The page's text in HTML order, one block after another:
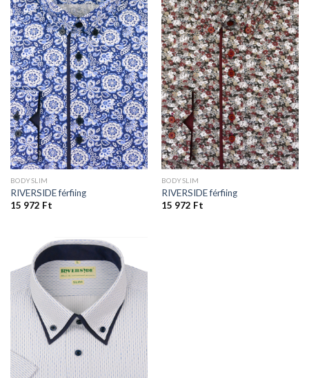
BODYSLIM
RIVERSIDE férfiing
15 972 Ft
BODYSLIM
RIVERSIDE férfiing
15 972 Ft